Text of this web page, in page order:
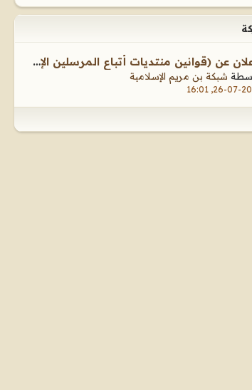
الإعلان عن (قوانين منتديات أتباع المرسلين الإسلامية)
شبكة بن مريم الإسلامية
26-07-2005,